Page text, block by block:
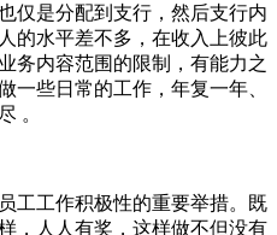
仅是分配到支行，然后支行内
的水平差不多，在收入上彼此
务内容范围的限制，有能力之
一些日常的工作，年复一年、
。
工工作积极性的重要举措。既
，人人有奖，这样做不但没有